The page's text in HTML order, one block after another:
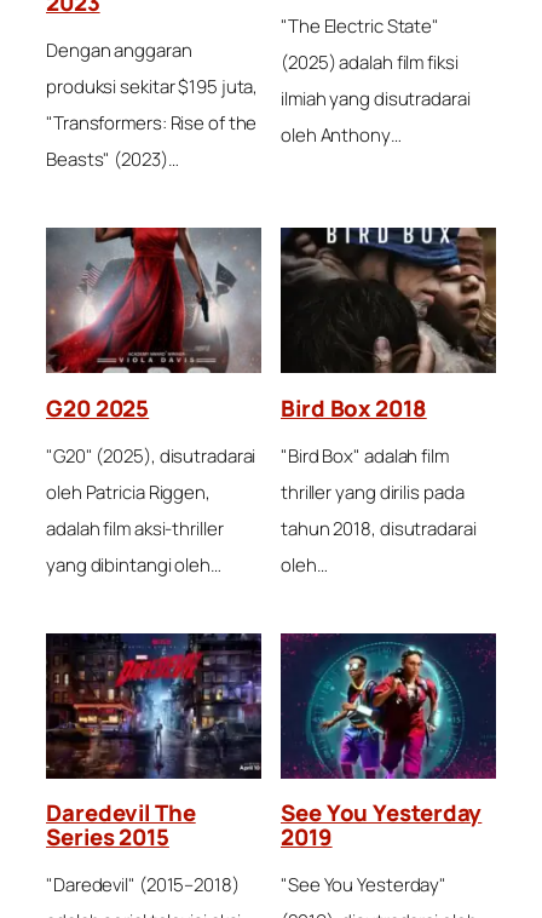
Dengan anggaran
produksi sekitar $195 juta,
"Transformers: Rise of the
Beasts" (2023)…
"The Electric State"
(2025) adalah film fiksi
ilmiah yang disutradarai
oleh Anthony…
G20 2025
"G20" (2025), disutradarai
oleh Patricia Riggen,
adalah film aksi-thriller
yang dibintangi oleh…
Bird Box 2018
"Bird Box" adalah film
thriller yang dirilis pada
tahun 2018, disutradarai
oleh…
Daredevil The
Series 2015
"Daredevil" (2015–2018)
See You Yesterday
2019
"See You Yesterday"